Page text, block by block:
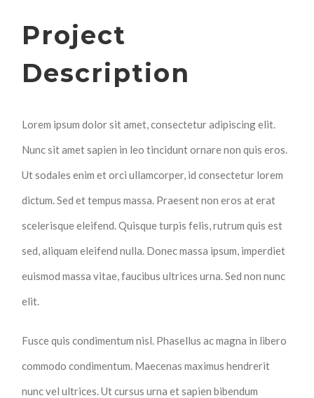
Project
Description
Lorem ipsum dolor sit amet, consectetur adipiscing elit.
Nunc sit amet sapien in leo tincidunt ornare non quis eros.
Ut sodales enim et orci ullamcorper, id consectetur lorem
dictum. Sed et tempus massa. Praesent non eros at erat
scelerisque eleifend. Quisque turpis felis, rutrum quis est
sed, aliquam eleifend nulla. Donec massa ipsum, imperdiet
euismod massa vitae, faucibus ultrices urna. Sed non nunc
elit.
Fusce quis condimentum nisl. Phasellus ac magna in libero
commodo condimentum. Maecenas maximus hendrerit
nunc vel ultrices. Ut cursus urna et sapien bibendum